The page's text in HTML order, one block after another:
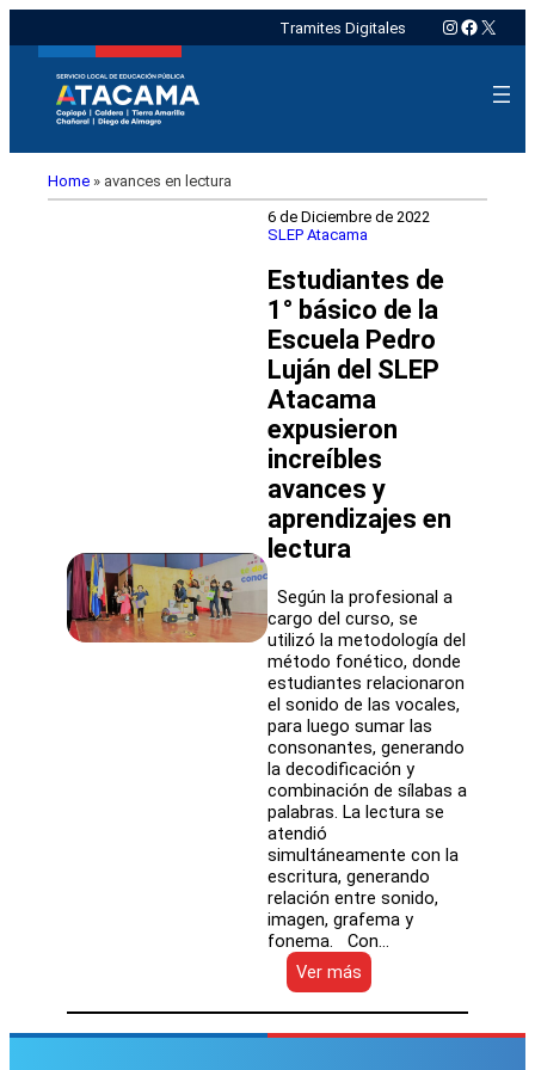
Tramites Digitales Instagram
X
Home » avances en lectura
6 de Diciembre de 2022
SLEP Atacama
Estudiantes de
1° básico de la
Escuela Pedro
Luján del SLEP
Atacama
expusieron
increíbles
avances y
aprendizajes en
lectura
Según la profesional a
cargo del curso, se
utilizó la metodología del
método fonético, donde
estudiantes relacionaron
el sonido de las vocales,
para luego sumar las
consonantes, generando
la decodificación y
combinación de sílabas a
palabras. La lectura se
atendió
simultáneamente con la
escritura, generando
relación entre sonido,
imagen, grafema y
fonema. Con…
Ver más
Estudiantes
de
1°